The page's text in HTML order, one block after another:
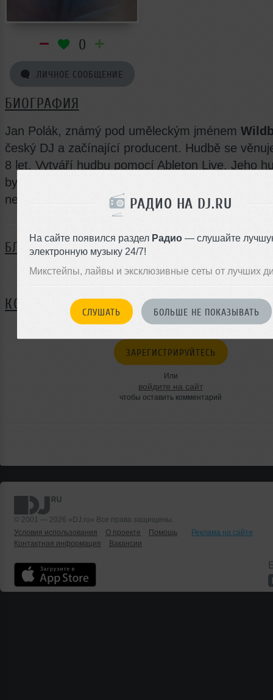
РАДИО НА DJ.RU
На сайте появился раздел Радио — слушайте
электронную музыку 24/7!
Микстейпы, лайвы и эксклюзивные сеты от лучших
СЛУШАТЬ БОЛЬШЕ НЕ ПОКАЗЫВАТЬ
0
ЛИЧНОЕ СООБЩЕНИЕ
БИОГРАФИЯ
Jan Polák, známý pod uměleckým jménem
český DJ a začínající producent. Hudbě se
8 let. Vytváří hudbu pomocí Ableton Live. Jeho
byli slyšet v mnoha rádiích - Kiss Jižní Čechy,
nebo MAXX Rádio.
БЛОГ
Нет записей в блоге
КОММЕНТАРИИ
ЗАРЕГИСТРИРУЙТЕСЬ
Или
войдите на сайт
чтобы оставить комментарий
© 2001 — 2026 «DJ.ru» Все права защищены.
Условия использования
О проекте Помощь
Реклама на сайте
Контактная информация
Вакансии